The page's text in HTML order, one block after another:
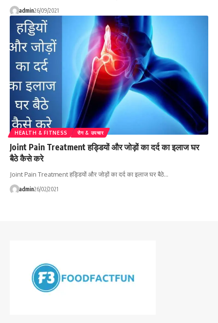
admin26/09/2021
HEALTH & FITNESS रोग & उपचार
Joint Pain Treatment हड्डियों और जोड़ों का दर्द का इलाज घर
बैठे कैसे करे
Joint Pain Treatment हड्डियों और जोड़ों का दर्द का इलाज घर बैठे…
admin26/02/2021